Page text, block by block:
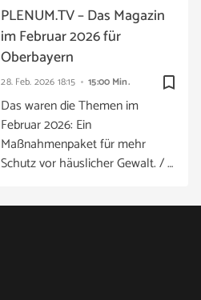
bookmark_border
28. Feb. 2026 18:15 15:00 Min.
PLENUM.TV – Das Magazin
im Februar 2026 für
Oberbayern
Das waren die Themen im
Februar 2026: Ein
Maßnahmenpaket für mehr
Schutz vor häuslicher Gewalt. / …